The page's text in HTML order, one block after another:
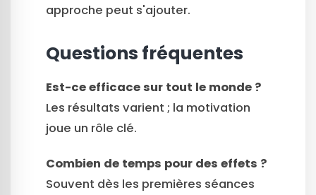
approche peut s'ajouter.
Questions fréquentes
Est-ce efficace sur tout le monde ?
Les résultats varient ; la motivation
joue un rôle clé.
Combien de temps pour des effets ?
Souvent dès les premières séances